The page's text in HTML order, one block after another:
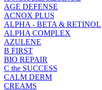
AGE DEFENSE
ACNOX PLUS
ALPHA - BETA & RETINOL
ALPHA COMPLEX
AZULENE
B FIRST
BIO REPAIR
C the SUCCESS
CALM DERM
CREAMS